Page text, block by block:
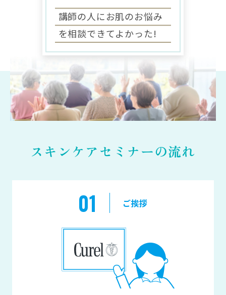
講師の人にお肌のお悩み
を相談できてよかった!
スキンケアセミナーの流れ
01 ご挨拶